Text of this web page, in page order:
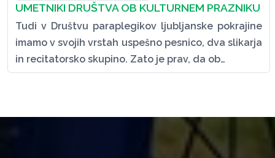
UMETNIKI DRUŠTVA OB KULTURNEM PRAZNIKU
Tudi v Društvu paraplegikov ljubljanske pokrajine
imamo v svojih vrstah uspešno pesnico, dva slikarja
in recitatorsko skupino. Zato je prav, da ob…